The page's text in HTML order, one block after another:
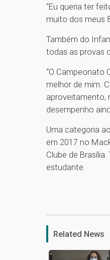
“Eu queria ter
muito dos meus
Também do
todas as provas
“O Campeonato
melhor de mim.
aproveitamento,
desempenho
Uma categoria
em 2017 no
Clube de
estudante.
Related News